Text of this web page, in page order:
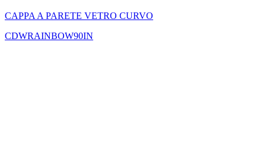
CAPPA A PARETE VETRO CURVO
CDWRAINBOW90IN